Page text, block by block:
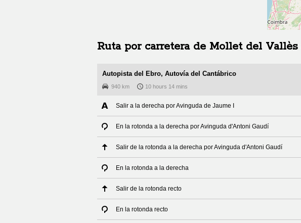
Ruta por carretera de Mollet del Vallès
Autopista del Ebro, Autovía del Cantábrico
940 km 10 hours 14 mins
Salir a la derecha por Avinguda de Jaume I
En la rotonda a la derecha por Avinguda d'Antoni Gaudí
Salir de la rotonda a la derecha por Avinguda d'Antoni Gaudí
En la rotonda a la derecha
Salir de la rotonda recto
En la rotonda recto